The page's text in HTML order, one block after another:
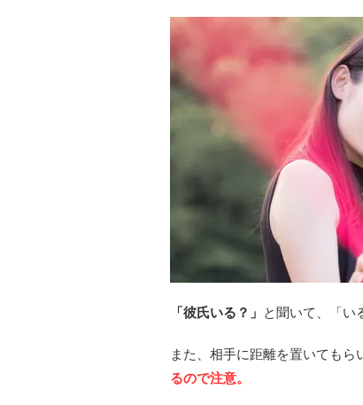
「彼氏いる？」 と聞いて、「い
また、相手に距離を置いても
るので注意。